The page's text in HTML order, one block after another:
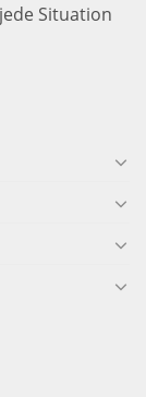
Situation